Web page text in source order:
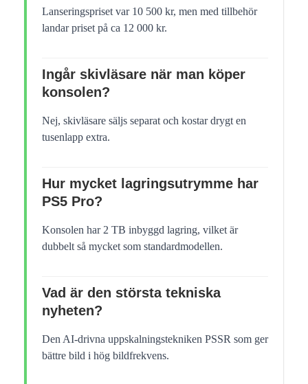
Lanseringspriset var 10 500 kr, men med tillbehör
landar priset på ca 12 000 kr.
Ingår skivläsare när man köper
konsolen?
Nej, skivläsare säljs separat och kostar drygt en
tusenlapp extra.
Hur mycket lagringsutrymme har
PS5 Pro?
Konsolen har 2 TB inbyggd lagring, vilket är
dubbelt så mycket som standardmodellen.
Vad är den största tekniska
nyheten?
Den AI-drivna uppskalningstekniken PSSR som ger
bättre bild i hög bildfrekvens.